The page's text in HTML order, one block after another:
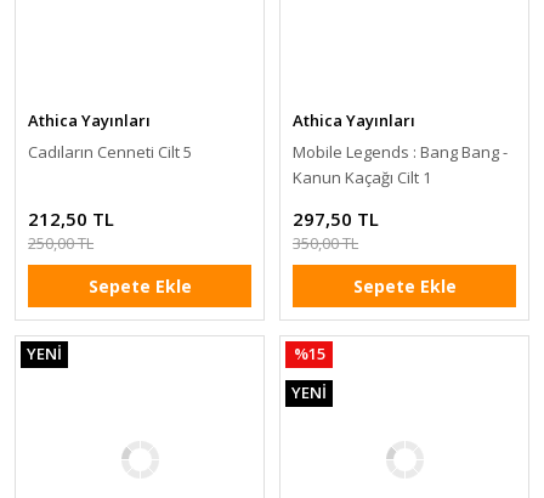
Athica Yayınları
Cadıların Cenneti Cilt 5
212,50 TL
250,00 TL
Sepete Ekle
Athica Yayınları
Mobile Legends : Bang Bang -
Kanun Kaçağı Cilt 1
297,50 TL
350,00 TL
Sepete Ekle
YENİ
%15
YENİ